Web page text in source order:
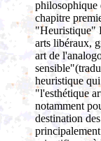
philosophique
chapitre
"Heuristique"
arts libéraux,
art de
heuristique
"l'esthétique
notamment
destination